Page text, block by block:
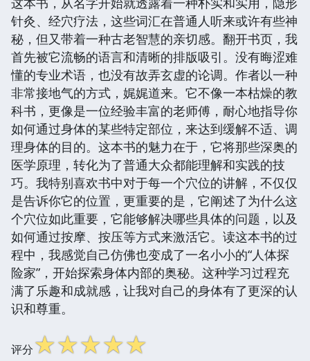
针灸、经穴疗法，这些词汇在普通人听来或许有些神
秘，但又带着一种古老智慧的亲切感。翻开书页，我
首先被它流畅的语言和清晰的排版吸引。没有晦涩难
懂的专业术语，也没有故弄玄虚的论调。作者以一种
非常接地气的方式，娓娓道来。它不像一本枯燥的教
科书，更像是一位经验丰富的老师傅，耐心地指导你
如何通过身体的某些特定部位，来达到缓解不适、调
理身体的目的。这本书的魅力在于，它将那些深奥的
医学原理，转化为了普通大众都能理解和实践的技
巧。我特别喜欢书中对于每一个穴位的讲解，不仅仅
是告诉你它的位置，更重要的是，它阐述了为什么这
个穴位如此重要，它能够解决哪些具体的问题，以及
如何通过按摩、按压等方式来激活它。读这本书的过
程中，我感觉自己仿佛也变成了一名小小的“人体探
险家”，开始探索身体内部的奥秘。这种学习过程充
满了乐趣和成就感，让我对自己的身体有了更深的认
识和尊重。
评分☆☆☆☆☆